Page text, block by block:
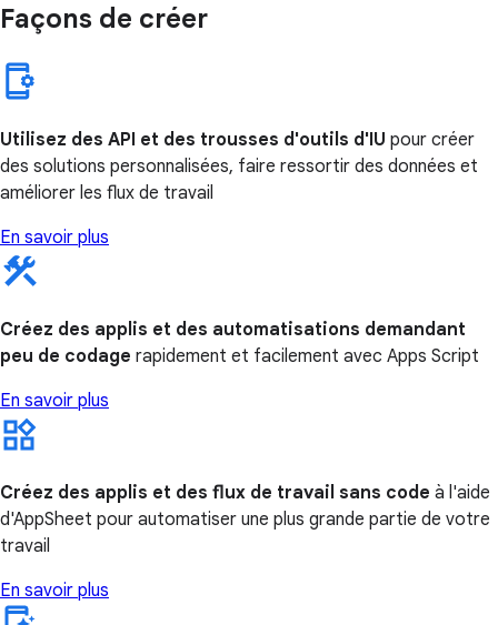
Façons de créer
Utilisez des API et des trousses d'outils d'IU pour créer
des solutions personnalisées, faire ressortir des données et
améliorer les flux de travail
En savoir plus
Créez des applis et des automatisations demandant
peu de codage rapidement et facilement avec Apps Script
En savoir plus
Créez des applis et des flux de travail sans code à l'aide
d'AppSheet pour automatiser une plus grande partie de votre
travail
En savoir plus